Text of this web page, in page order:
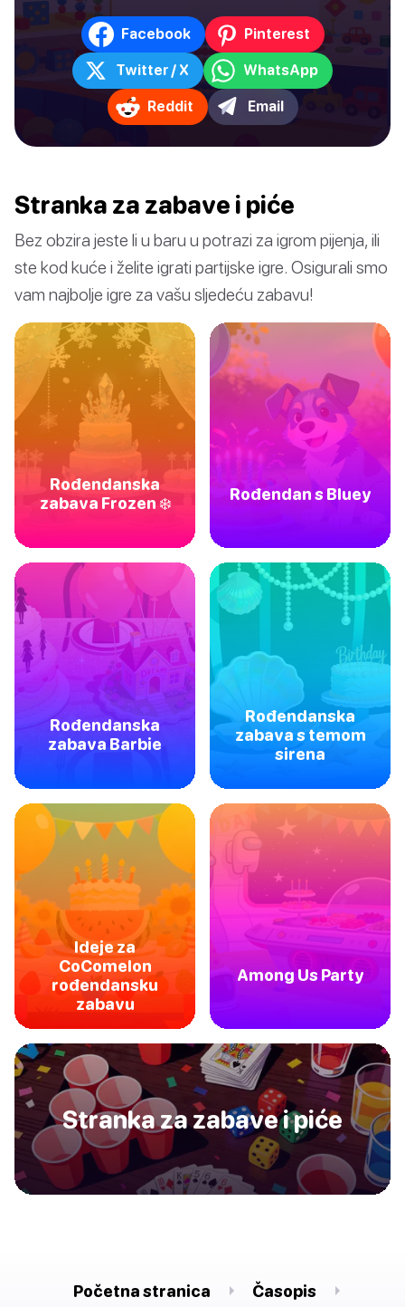
Facebook Pinterest
Twitter / X WhatsApp
Reddit Email
Stranka za zabave i piće
Bez obzira jeste li u baru u potrazi za igrom pijenja, ili
ste kod kuće i želite igrati partijske igre. Osigurali smo
vam najbolje igre za vašu sljedeću zabavu!
Rođendanska
zabava Frozen ❄️
Rođendan s Bluey
Rođendanska
zabava Barbie
Rođendanska
zabava s temom
sirena
Ideje za
CoComelon
rođendansku
zabavu
Among Us Party
Stranka za zabave i piće
Početna stranica
Časopis